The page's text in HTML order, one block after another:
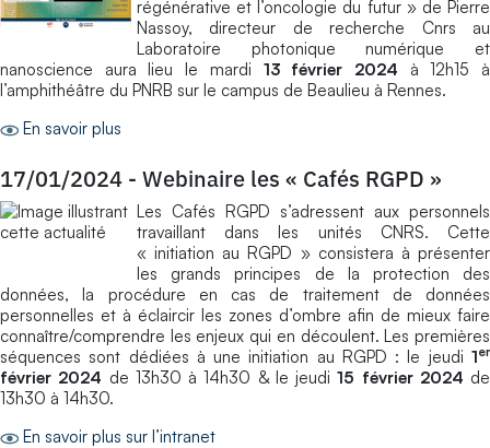
régénérative et l’oncologie du futur » de Pierre
Nassoy, directeur de recherche Cnrs au
Laboratoire photonique numérique et
nanoscience aura lieu le mardi 13 février 2024 à 12h15 à
l’amphithéâtre du PNRB sur le campus de Beaulieu à Rennes.
En savoir plus
17/01/2024 - Webinaire les « Cafés RGPD »
Les Cafés RGPD s’adressent aux personnels
travaillant dans les unités CNRS. Cette
« initiation au RGPD » consistera à présenter
les grands principes de la protection des
données, la procédure en cas de traitement de données
personnelles et à éclaircir les zones d’ombre afin de mieux faire
connaître/comprendre les enjeux qui en découlent. Les premières
séquences sont dédiées à une initiation au RGPD : le jeudi 1er
février 2024 de 13h30 à 14h30 & le jeudi15 février 2024 de
13h30 à 14h30.
En savoir plus sur l’intranet